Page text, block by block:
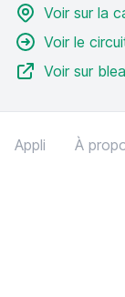
Voir sur la
Voir le
Voir sur
Appli À